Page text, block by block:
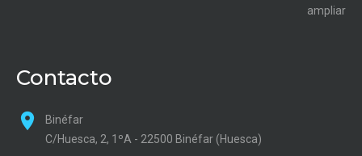
ampliar
Contacto
Binéfar
C/Huesca, 2, 1ºA - 22500 Binéfar (Huesca)